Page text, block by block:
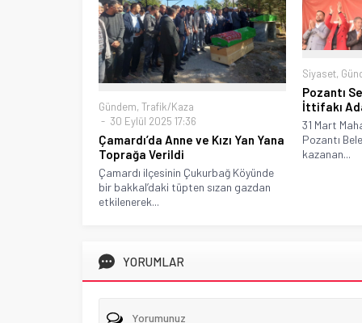
Gündem, Trafik/Kaza
30 Eylül 2025 17:36
Çamardı’da Anne ve Kızı Yan Yana
Toprağa Verildi
Çamardı ilçesinin Çukurbağ Köyünde
bir bakkal’daki tüpten sızan gazdan
etkilenerek...
Siyaset,
Pozantı
İttifakı
31 Mart
Pozantı
kazanan...
YORUMLAR